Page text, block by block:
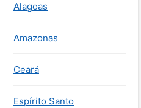
Alagoas
Amazonas
Ceará
Espírito Santo